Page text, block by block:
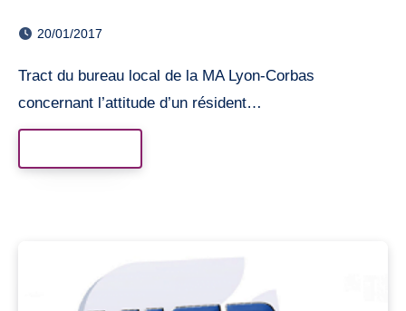
20/01/2017
Tract du bureau local de la MA Lyon-Corbas
concernant l’attitude d’un résident…